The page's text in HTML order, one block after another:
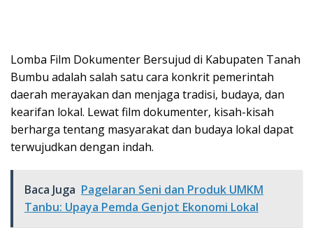
Lomba Film Dokumenter Bersujud di Kabupaten Tanah
Bumbu adalah salah satu cara konkrit pemerintah
daerah merayakan dan menjaga tradisi, budaya, dan
kearifan lokal. Lewat film dokumenter, kisah-kisah
berharga tentang masyarakat dan budaya lokal dapat
terwujudkan dengan indah.
Baca Juga Pagelaran Seni dan Produk UMKM
Tanbu: Upaya Pemda Genjot Ekonomi Lokal